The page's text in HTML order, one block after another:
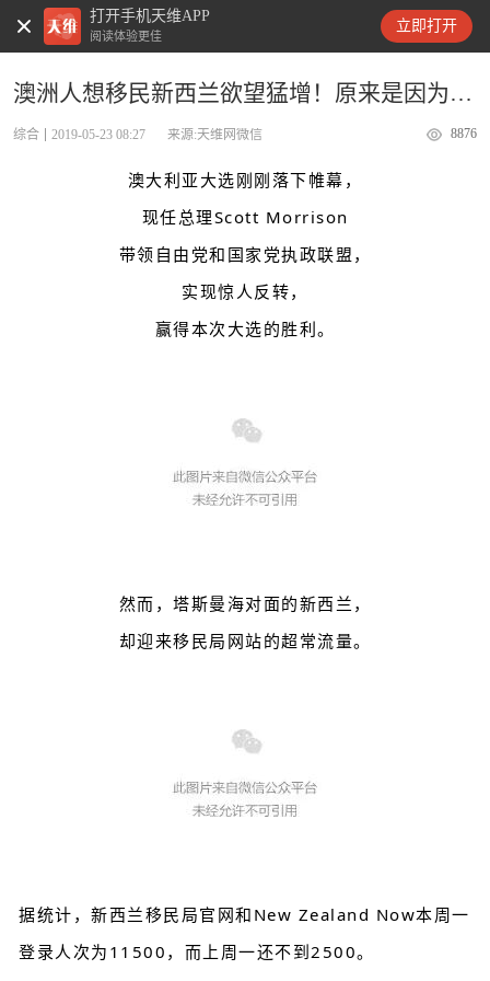
打开手机天维APP
阅读体验更佳
立即打开
天维新闻
澳洲人想移民新西兰欲望猛增！原来是因为…
综合 2019-05-23 08:27 来源:天维网微信 8876
澳大利亚大选刚刚落下帷幕，
现任总理Scott Morrison
带领自由党和国家党执政联盟，
实现惊人反转，
赢得本次大选的胜利。
然而，塔斯曼海对面的新西兰，
却迎来移民局网站的超常流量。
据统计，新西兰移民局官网和New Zealand Now本周一
登录人次为11500，而上周一还不到2500。